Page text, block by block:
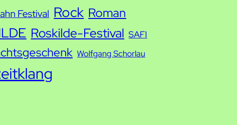
Festival Rock Roman
Roskilde-Festival SAFI
Wolfgang Schorlau